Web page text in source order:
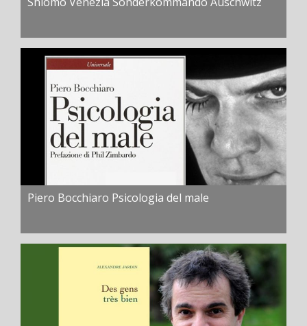
Piero Bocchiaro Psicologia del male